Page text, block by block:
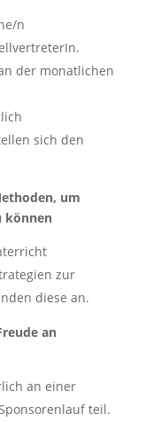
n
der monatlichen
sich den
um
können
zur
diese an.
an
an einer
teil.